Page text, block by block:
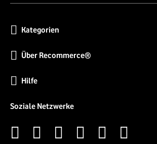
Kategorien
Über Recommerce®
Hilfe
Soziale Netzwerke